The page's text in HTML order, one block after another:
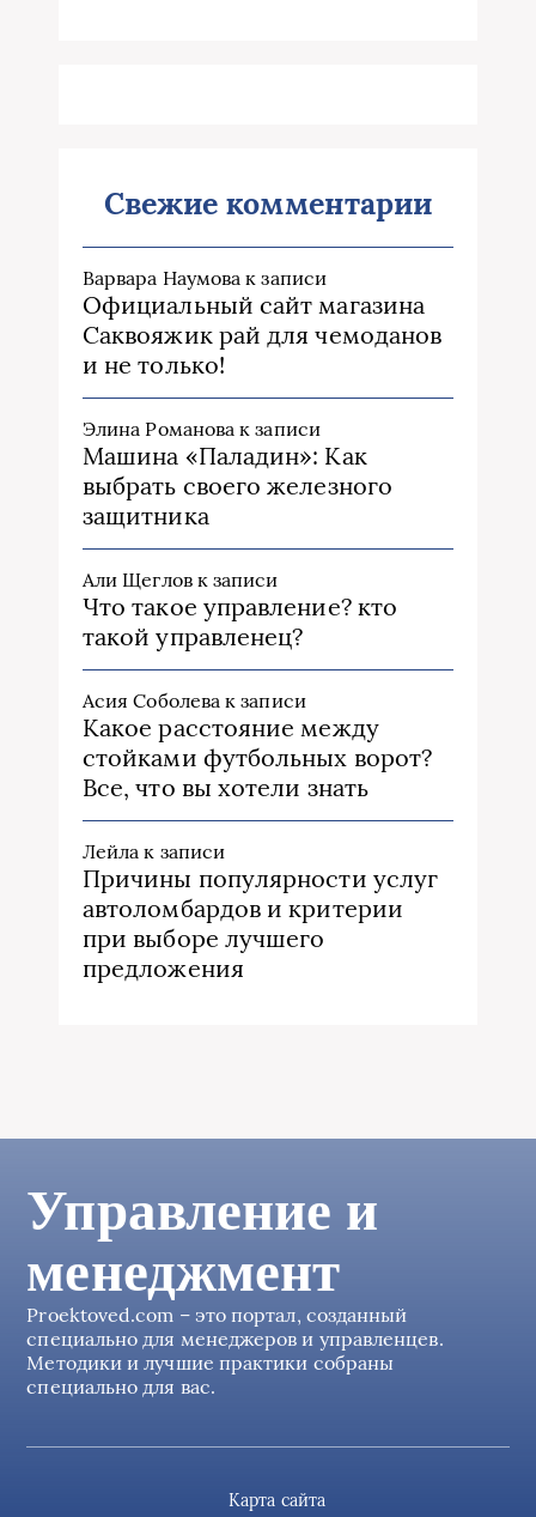
Свежие комментарии
Варвара Наумова к записи
Официальный сайт магазина
Саквояжик рай для чемоданов
и не только!
Элина Романова к записи
Машина «Паладин»: Как
выбрать своего железного
защитника
Али Щегловк записи
Что такое управление? кто
такой управленец?
Асия Соболева к записи
Какое расстояние между
стойками футбольных ворот?
Все, что вы хотели знать
Лейла к записи
Причины популярности услуг
автоломбардов и критерии
при выборе лучшего
предложения
Управление и
менеджмент
Proektoved.com – это портал, созданный
специально для менеджеров и управленцев.
Методики и лучшие практики собраны
специально для вас.
Карта сайта